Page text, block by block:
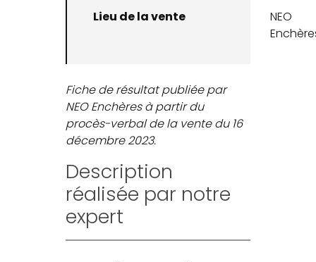
Lieu de la vente
NEO
Fiche de résultat publiée par
NEO Enchères à partir du
procès-verbal de la vente du 16
décembre 2023.
Description
réalisée par notre
expert